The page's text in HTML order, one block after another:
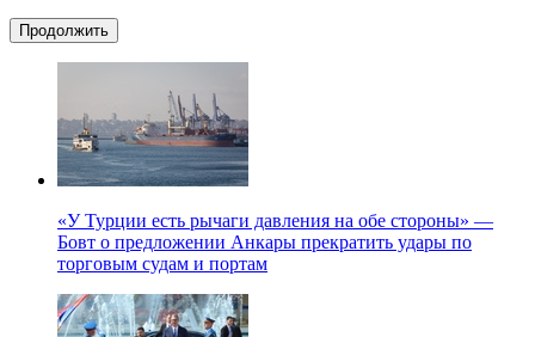
Продолжить
«У Турции есть рычаги давления на обе стороны» —
Бовт о предложении Анкары прекратить удары по
торговым судам и портам